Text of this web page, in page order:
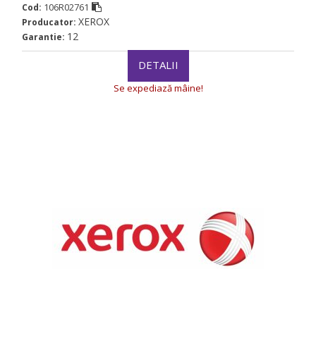
Cod: 106R02761
Producator: XEROX
Garantie: 12
DETALII
Se expediază mâine!